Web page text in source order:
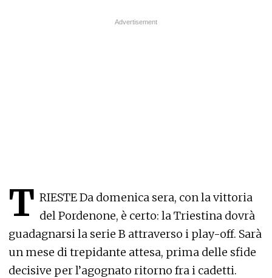
T RIESTE Da domenica sera, con la vittoria
del Pordenone, è certo: la Triestina dovrà
guadagnarsi la serie B attraverso i play-off. Sarà
un mese di trepidante attesa, prima delle sfide
decisive per l’agognato ritorno fra i cadetti.